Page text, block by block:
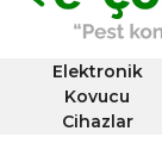
Elektronik
Kovucu
Cihazlar